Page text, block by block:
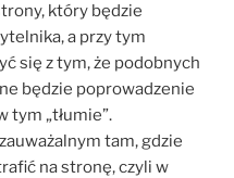
który będzie
a przy tym
się z tym, że podobnych
będzie poprowadzenie
tym „tłumie”.
tam, gdzie
na stronę, czyli w